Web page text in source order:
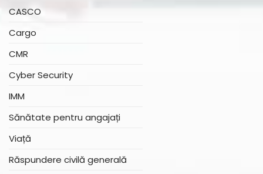
CASCO
Cargo
CMR
Cyber Security
IMM
Sănătate pentru angajați
Viață
Răspundere civilă generală